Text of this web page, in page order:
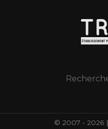
© 2007 - 2026 |